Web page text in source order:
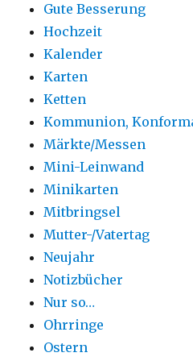
Gute Besserung
Hochzeit
Kalender
Karten
Ketten
Kommunion,
Märkte/Messen
Mini-Leinwand
Minikarten
Mitbringsel
Mutter-/Vatertag
Neujahr
Notizbücher
Nur so…
Ohrringe
Ostern